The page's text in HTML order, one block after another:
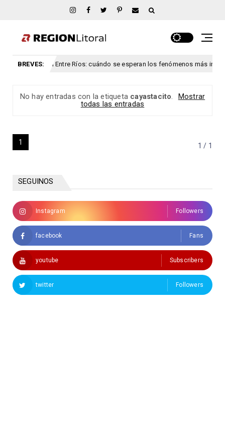
BREVES:
y viento para Entre Ríos: cuándo se esperan los fenómenos más
No hay entradas con la etiqueta cayastacito.
Mostrar
todas las entradas
1 / 1
1
SEGUINOS
Instagram Followers
facebook Fans
youtube Subscribers
twitter Followers